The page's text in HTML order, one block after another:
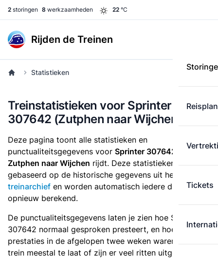
2 storingen 8 werkzaamheden 22 °C
Rijden de Treinen
Tickets
Statistieken
Treinstatistieken voor Sprinter
307642 (Zutphen naar Wijchen)
Deze pagina toont alle statistieken en
punctualiteitsgegevens voor Sprinter 307642 die van
Zutphen naar Wijchen rijdt. Deze statistieken zijn
gebaseerd op de historische gegevens uit het
treinarchief en worden automatisch iedere dag
opnieuw berekend.
De punctualiteitsgegevens laten je zien hoe Sprinter
307642 normaal gesproken presteert, en hoe de
prestaties in de afgelopen twee weken waren. Is deze
trein meestal te laat of zijn er veel ritten uitgevallen?